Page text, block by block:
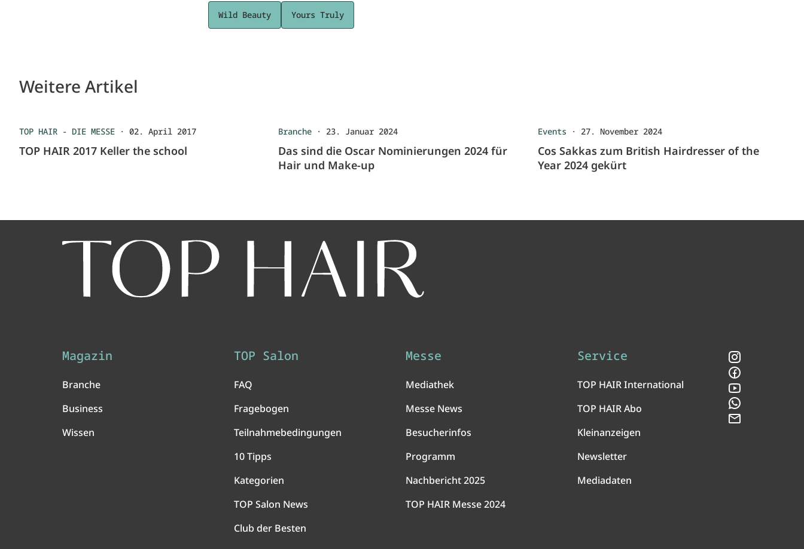
Wild Beauty Yours Truly
Weitere Artikel
TOP HAIR - DIE MESSE · 02. April 2017
TOP HAIR 2017 Keller the school
Branche · 23. Januar 2024
Das sind die Oscar Nominierungen 2024 für
Hair und Make-up
Events · 27. November 2024
Cos Sakkas zum British Hairdresser of the
Year 2024 gekürt
Magazin
Branche
Business
Wissen
TOP Salon
FAQ
Fragebogen
Teilnahmebedingungen
10 Tipps
Kategorien
TOP Salon News
Club der Besten
Messe
Mediathek
Messe News
Besucherinfos
Programm
Nachbericht 2025
TOP HAIR Messe 2024
Service
TOP HAIR International
TOP HAIR Abo
Kleinanzeigen
Newsletter
Mediadaten